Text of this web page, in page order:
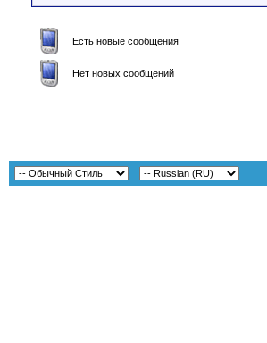
Есть новые сообщения
Нет новых сообщений